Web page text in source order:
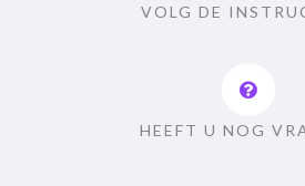
VOLG DE
HEEFT U NOG